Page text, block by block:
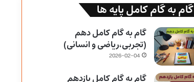
گام به گام کامل پایه ها
گام به گام کامل دهم
(تجربی،ریاضی و انسانی)
2026-02-04
گام به گام کامل یازدهم